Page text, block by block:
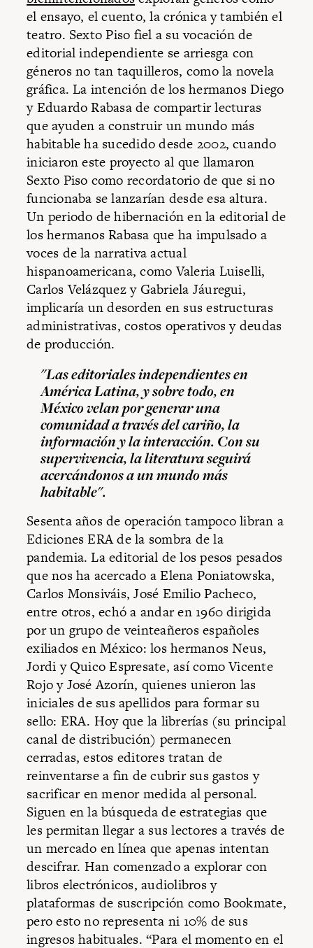
el ensayo, el cuento, la crónica y también el
teatro. Sexto Piso fiel a su vocación de
editorial independiente se arriesga con
géneros no tan taquilleros, como la novela
gráfica. La intención de los hermanos Diego
y Eduardo Rabasa de compartir lecturas
que ayuden a construir un mundo más
habitable ha sucedido desde 2002, cuando
iniciaron este proyecto al que llamaron
Sexto Piso como recordatorio de que si no
funcionaba se lanzarían desde esa altura.
Un periodo de hibernación en la editorial de
los hermanos Rabasa que ha impulsado a
voces de la narrativa actual
hispanoamericana, como Valeria Luiselli,
Carlos Velázquez y Gabriela Jáuregui,
implicaría un desorden en sus estructuras
administrativas, costos operativos y deudas
de producción.
"Las editoriales independientes en
América Latina, y sobre todo, en
México velan por generar una
comunidad a través del cariño, la
información y la interacción. Con su
supervivencia, la literatura seguirá
acercándonos a un mundo más
habitable".
Sesenta años de operación tampoco libran a
Ediciones ERA de la sombra de la
pandemia. La editorial de los pesos pesados
que nos ha acercado a Elena Poniatowska,
Carlos Monsiváis, José Emilio Pacheco,
entre otros, echó a andar en 1960 dirigida
por un grupo de veinteañeros españoles
exiliados en México: los hermanos Neus,
Jordi y Quico Espresate, así como Vicente
Rojo y José Azorín, quienes unieron las
iniciales de sus apellidos para formar su
sello: ERA. Hoy que la librerías (su principal
canal de distribución) permanecen
cerradas, estos editores tratan de
reinventarse a fin de cubrir sus gastos y
sacrificar en menor medida al personal.
Siguen en la búsqueda de estrategias que
les permitan llegar a sus lectores a través de
un mercado en línea que apenas intentan
descifrar. Han comenzado a explorar con
libros electrónicos, audiolibros y
plataformas de suscripción como Bookmate,
pero esto no representa ni 10% de sus
ingresos habituales. “Para el momento en el